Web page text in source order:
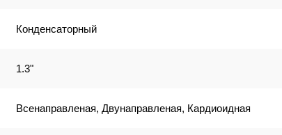
Конденсаторный
1.3"
Всенаправленая, Двунаправленая, Кардиоидная